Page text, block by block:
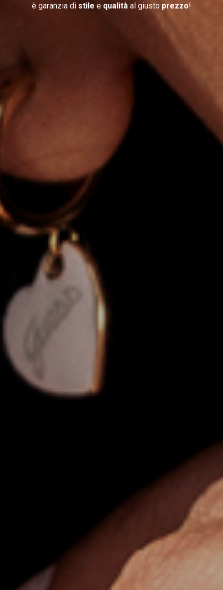
è garanzia distile e qualitàal giusto prezzo!